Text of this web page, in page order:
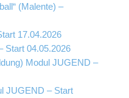
(Malente) –
17.04.2026
Start 04.05.2026
Modul JUGEND –
JUGEND – Start